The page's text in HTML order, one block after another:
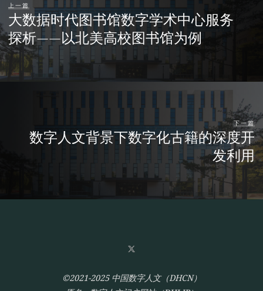
上一篇
大数据时代图书馆数字学术中心服务
探析——以北美高校图书馆为例
下一篇
数字人文背景下数字化古籍的深度开
发利用
©2021-2025 中国数字人文（DHCN）